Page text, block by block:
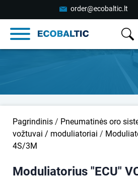
order@ecobaltic.lt
Pagrindinis / Pneumatinės oro
vožtuvai / moduliatoriai /
4S/3M
Moduliatorius "ECU"